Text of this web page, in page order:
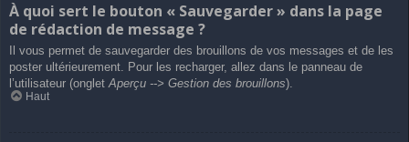
À quoi sert le bouton « Sauvegarder » dans la page
de rédaction de message ?
Il vous permet de sauvegarder des brouillons de vos messages et de les
poster ultérieurement. Pour les recharger, allez dans le panneau de
l’utilisateur (ongletAperçu --> Gestion des brouillons).
Haut